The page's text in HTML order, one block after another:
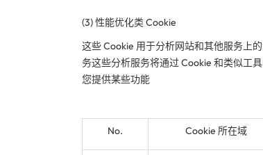
(3) 性能优化类 Cookie
这些 Cookie 用于分析网站和其他服务上
务这些分析服务将通过 Cookie 和类似工
您提供某些功能
No. Cookie 所在域